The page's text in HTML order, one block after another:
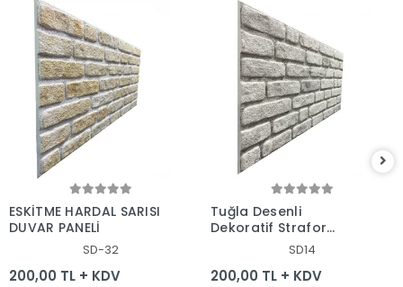
ESKİTME HARDAL SARISI
DUVAR PANELİ
SD-32
200,00 TL + KDV
Tuğla Desenli
Dekoratif Strafor
Duvar PaneliSD14
200,00 TL + KDV